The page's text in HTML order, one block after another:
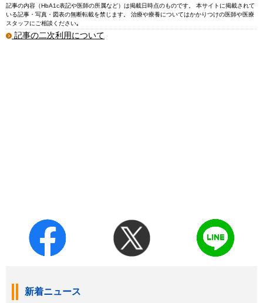
記事の内容（HbA1c表記や医師の所属など）は掲載日時点のものです。 本サイトに掲載されて
いる記事・写真・図表の無断転載を禁じます。 治療や療養についてはかかりつけの医師や医療
スタッフにご相談ください｡
記事の二次利用について
新着ニュース